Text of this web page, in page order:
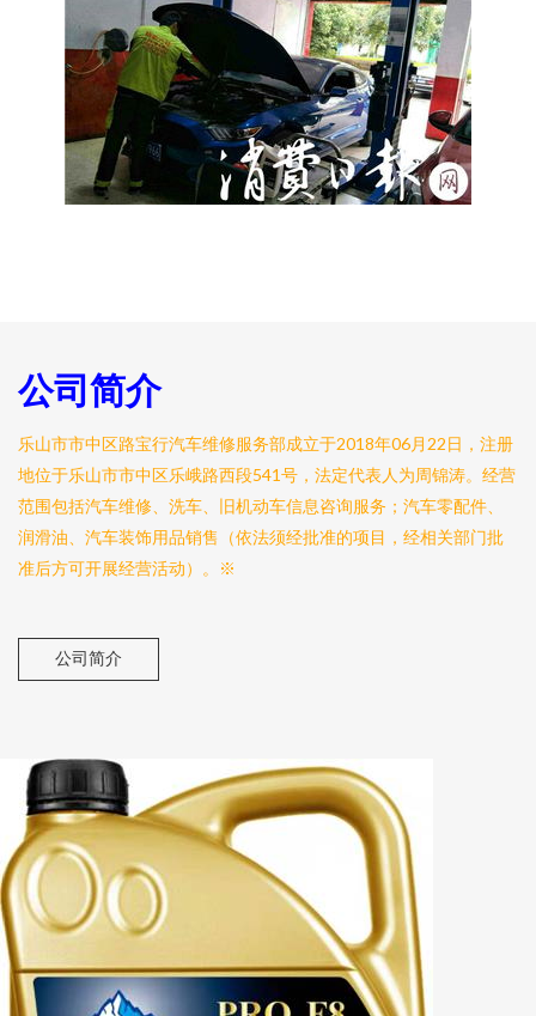
公司简介
乐山市市中区路宝行汽车维修服务部成立于2018年06月22日，注册
地位于乐山市市中区乐峨路西段541号，法定代表人为周锦涛。经营
范围包括汽车维修、洗车、旧机动车信息咨询服务；汽车零配件、
润滑油、汽车装饰用品销售（依法须经批准的项目，经相关部门批
准后方可开展经营活动）。※
公司简介